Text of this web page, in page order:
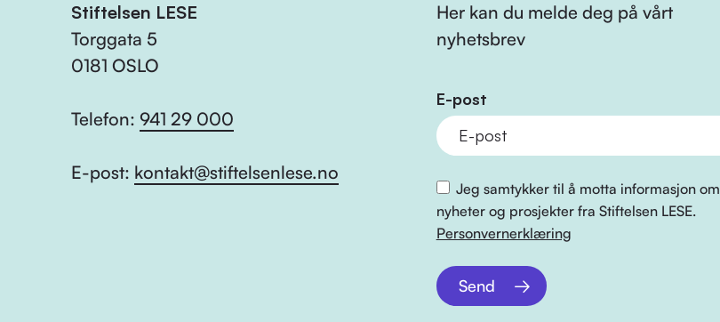
Stiftelsen LESE
Torggata 5
0181 OSLO
Telefon: 941 29 000
E-post: kontakt@stiftelsenlese.no
Her kan du melde deg på vårt
nyhetsbrev
E-post
Jeg samtykker til å motta informasjon om
nyheter og prosjekter fra Stiftelsen LESE.
Personvernerklæring
Send